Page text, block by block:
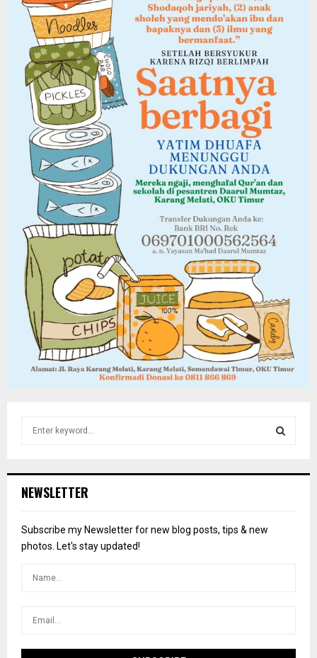
h
o
r
NEWSLETTER
Subscribe my Newsletter for new blog posts, tips & new
photos. Let's stay updated!